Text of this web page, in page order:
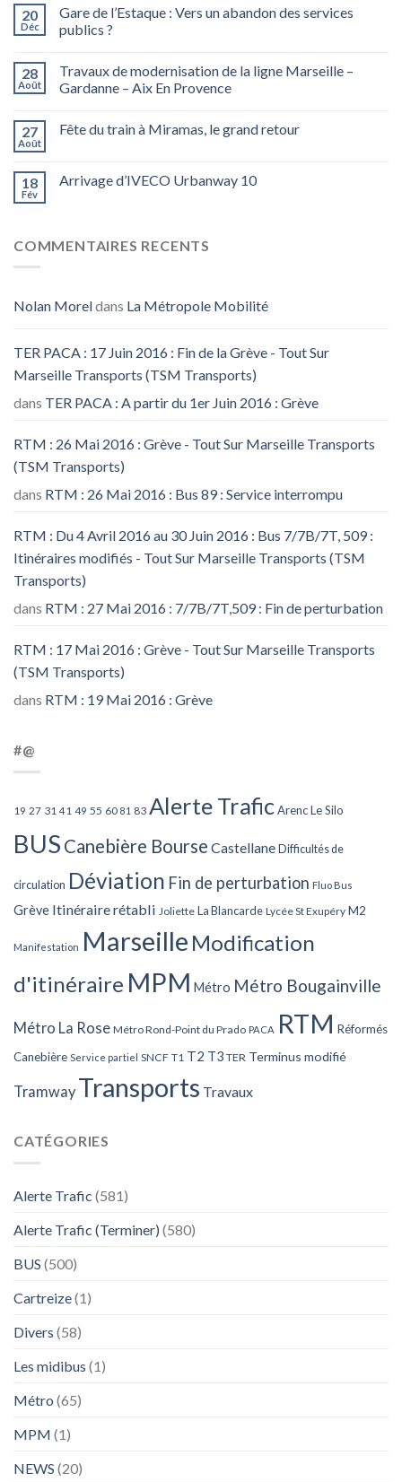
20
Déc
Gare de l’Estaque : Vers un abandon des services
publics ?
28
Août
Travaux de modernisation de la ligne Marseille –
Gardanne – Aix En Provence
27
Août
Fête du train à Miramas, le grand retour
18
Fév
Arrivage d’IVECO Urbanway 10
COMMENTAIRES RECENTS
Nolan Moreldans La Métropole Mobilité
TER PACA : 17 Juin 2016 : Fin de la Grève - Tout Sur
Marseille Transports (TSM Transports)
dans TER PACA : A partir du 1er Juin 2016 : Grève
RTM : 26 Mai 2016 : Grève - Tout Sur Marseille Transports
(TSM Transports)
dans RTM : 26 Mai 2016 : Bus 89 : Service interrompu
RTM : Du 4 Avril 2016 au 30 Juin 2016 : Bus 7/7B/7T, 509 :
Itinéraires modifiés - Tout Sur Marseille Transports (TSM
Transports)
dans RTM : 27 Mai 2016 : 7/7B/7T,509 : Fin de perturbation
RTM : 17 Mai 2016 : Grève - Tout Sur Marseille Transports
(TSM Transports)
dans RTM : 19 Mai 2016 : Grève
#@
19 27 31 41 49 55 60 81 83 Alerte TraficArenc Le Silo
BUS Canebière Bourse Castellane Difficultés de
circulation Déviation Fin de perturbation Fluo Bus
Grève Itinéraire rétabli Joliette La Blancarde Lycée St Exupéry M2
Manifestation Marseille Modification
d'itinéraire MPM Métro Métro Bougainville
Métro La Rose Métro Rond-Point du Prado PACA RTM Réformés
Canebière Service partiel SNCF T1 T2 T3 TER Terminus modifié
Tramway Transports Travaux
CATÉGORIES
Alerte Trafic (581)
Alerte Trafic (Terminer) (580)
BUS (500)
Cartreize(1)
Divers (58)
Les midibus (1)
Métro (65)
MPM (1)
NEWS (20)